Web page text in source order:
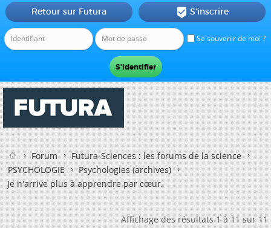
Se souvenir de moi ?
Retour sur Futura  S'inscrire
Forum
Futura-Sciences : les forums de la science
PSYCHOLOGIE
Psychologies (archives)
Je n'arrive plus à apprendre par cœur.
Affichage des résultats 1 à 11 sur 11